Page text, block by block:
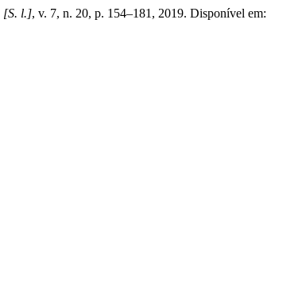
[S. l.], v. 7, n. 20, p. 154–181, 2019. Disponível em: